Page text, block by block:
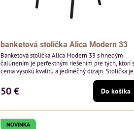
banketová stolička Alica Modern 33
Banketová stolička Alica Modern 33 s hnedým
čalúnením je perfektným riešením pre tých, ktorí
cenia vysokú kvalitu a jedinečný dizajn. Stolička je
výnimočná použitím vysoko kvalitného hnedého
čalúnenia Mossa 29 od poľského výrobcu Davis
ktorého látka má hmotnosť 325 g/m², čo zaručuje
výnimočnú odolnosť a pohodlie. Okrem toho je
látka vybavená technológiou Easy-Clean, vďaka
ktorej sa ľahko...
50 € Do košíka
NOVINKA